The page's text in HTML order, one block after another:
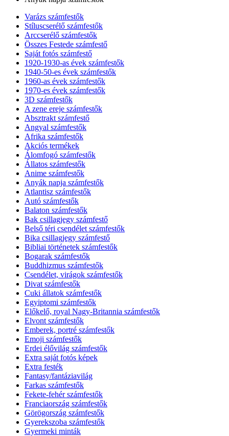
Varázs számfestők
Stíluscserélő számfestők
Arccserélő számfestők
Összes Festede számfestő
Saját fotós számfestő
1920-1930-as évek számfestők
1940-50-es évek számfestők
1960-as évek számfestők
1970-es évek számfestők
3D számfestők
A zene ereje számfestők
Absztrakt számfestő
Angyal számfestők
Afrika számfestők
Akciós termékek
Álomfogó számfestők
Állatos számfestők
Anime számfestők
Anyák napja számfestők
Atlantisz számfestők
Autó számfestők
Balaton számfestők
Bak csillagjegy számfestő
Belső téri csendélet számfestők
Bika csillagjegy számfestő
Bibliai történetek számfestők
Bogarak számfestők
Buddhizmus számfestők
Csendélet, virágok számfestők
Divat számfestők
Cuki állatok számfestők
Egyiptomi számfestők
Előkelő, royal Nagy-Britannia számfestők
Elvont számfestők
Emberek, portré számfestők
Emoji számfestők
Erdei élővilág számfestők
Extra saját fotós képek
Extra festék
Fantasy/fantáziavilág
Farkas számfestők
Fekete-fehér számfestők
Franciaország számfestők
Görögország számfestők
Gyerekszoba számfestők
Gyermeki minták